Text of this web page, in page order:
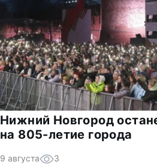
Нижний Новгород
на 805-летие города
9 августа 3